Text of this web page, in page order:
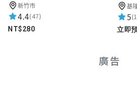
新竹市
4.4(47)
NT$280
基
5
立即
廣告